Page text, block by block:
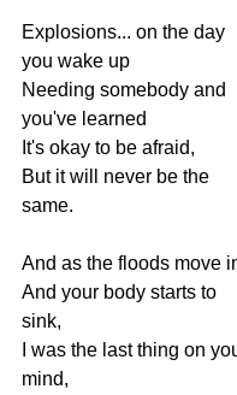
Explosions... on the day
you wake up
Needing somebody and
you've learned
It's okay to be afraid,
But it will never be the
same.
And as the floods move
And your body starts to
sink,
was the last thing on
mind,